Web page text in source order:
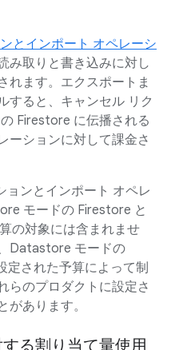
とインポート オペレーシ
み取りと書き込みに対し
れます。エクスポートま
すると、キャンセル リク
Firestore に伝播される
ーションに対して課金さ
ョンとインポート オペレ
モードの Firestore と
の対象には含まれませ
Datastore モードの
定された予算によって制
らのプロダクトに設定さ
あります。
る割り当て量使用